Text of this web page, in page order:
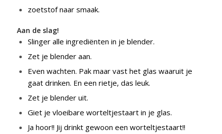
zoetstof naar smaak.
Aan de slag!
Slinger alle ingrediënten in je blender.
Zet je blender aan.
Even wachten. Pak maar vast het glas waaruit je
gaat drinken. En een rietje, das leuk.
Zet je blender uit.
Giet je vloeibare worteltjestaart in je glas.
Ja hoor!! Jij drinkt gewoon een worteltjestaart!!